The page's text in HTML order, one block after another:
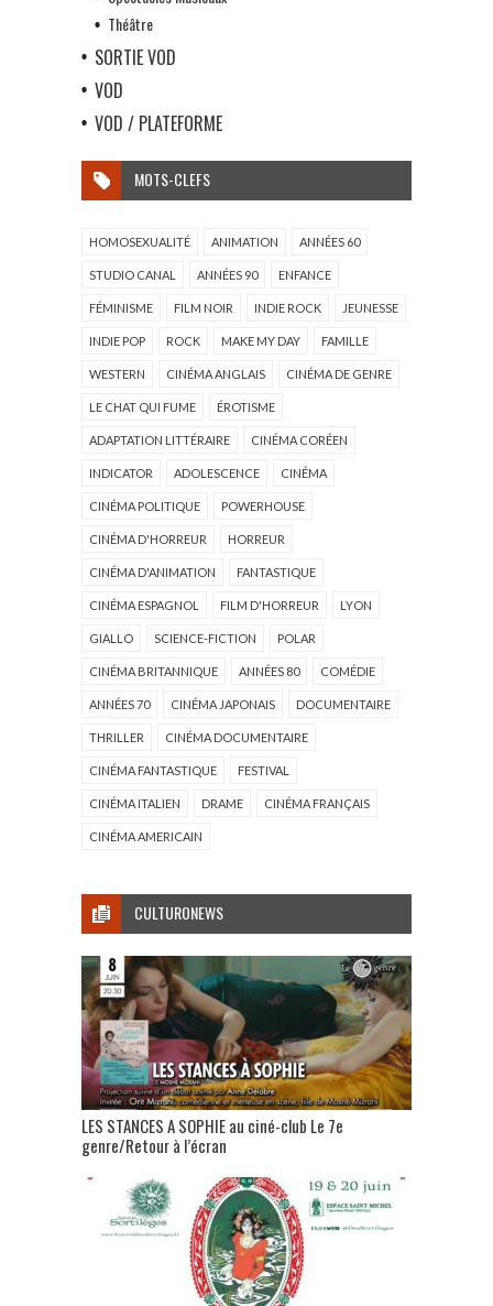
Théâtre
SORTIE VOD
VOD
VOD / PLATEFORME
MOTS-CLEFS
HOMOSEXUALITÉ ANIMATION ANNÉES 60
STUDIO CANAL ANNÉES 90 ENFANCE
FÉMINISME FILM NOIR INDIE ROCK JEUNESSE
INDIE POP ROCK MAKE MY DAY FAMILLE
WESTERN CINÉMA ANGLAIS CINÉMA DE GENRE
LE CHAT QUI FUME ÉROTISME
ADAPTATION LITTÉRAIRE CINÉMA CORÉEN
INDICATOR ADOLESCENCE CINÉMA
CINÉMA POLITIQUE POWERHOUSE
CINÉMA D'HORREUR HORREUR
CINÉMA D'ANIMATION FANTASTIQUE
CINÉMA ESPAGNOL FILM D'HORREUR LYON
GIALLO SCIENCE-FICTION POLAR
CINÉMA BRITANNIQUE ANNÉES 80 COMÉDIE
ANNÉES 70 CINÉMA JAPONAIS DOCUMENTAIRE
THRILLER CINÉMA DOCUMENTAIRE
CINÉMA FANTASTIQUE FESTIVAL
CINÉMA ITALIEN DRAME CINÉMA FRANÇAIS
CINÉMA AMERICAIN
CULTURONEWS
LES STANCES A SOPHIE au ciné-club Le 7e
genre/Retour à l’écran